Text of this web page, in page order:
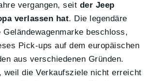
vergangen, seit der Jeep
verlassen hat. Die legendäre
beschloss,
Pick-ups auf dem europäischen
aus verschiedenen Gründen.
weil die Verkaufsziele nicht erreicht